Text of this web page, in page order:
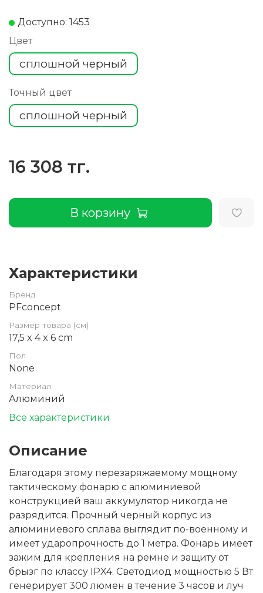
Доступно: 1453
Цвет
сплошной черный
Точный цвет
сплошной черный
16 308 тг.
В корзину
Характеристики
Бренд
PFconcept
Размер товара (см)
17,5 x 4 x 6 cm
Пол
None
Материал
Алюминий
Все характеристики
Описание
Благодаря этому перезаряжаемому мощному
тактическому фонарю с алюминиевой
конструкцией ваш аккумулятор никогда не
разрядится. Прочный черный корпус из
алюминиевого сплава выглядит по-военному и
имеет ударопрочность до 1 метра. Фонарь имеет
зажим для крепления на ремне и защиту от
брызг по классу IPX4. Светодиод мощностью 5 Вт
генерирует 300 люмен в течение 3 часов и луч